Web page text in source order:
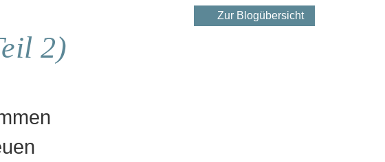
Zur Blogübersicht
2)